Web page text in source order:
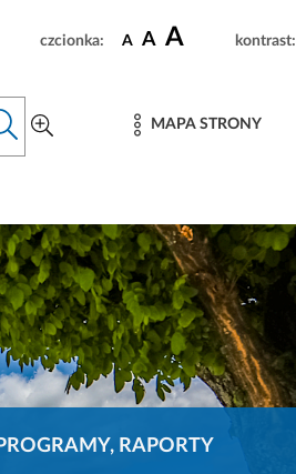
czcionka: A A A kontrast:
MAPA STRONY
RAPORTY